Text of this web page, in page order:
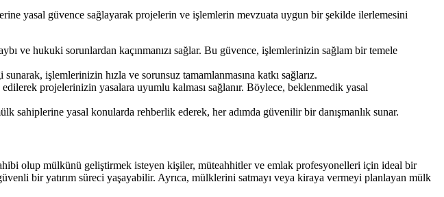
yasal güvence sağlayarak projelerin ve işlemlerin mevzuata uygun bir şekilde ilerlemesini
ve hukuki sorunlardan kaçınmanızı sağlar. Bu güvence, işlemlerinizin sağlam bir temele
işlemlerinizin hızla ve sorunsuz tamamlanmasına katkı sağlarız.
projelerinizin yasalara uyumlu kalması sağlanır. Böylece, beklenmedik yasal
sahiplerine yasal konularda rehberlik ederek, her adımda güvenilir bir danışmanlık sunar.
olup mülkünü geliştirmek isteyen kişiler, müteahhitler ve emlak profesyonelleri için ideal bir
bir yatırım süreci yaşayabilir. Ayrıca, mülklerini satmayı veya kiraya vermeyi planlayan mülk